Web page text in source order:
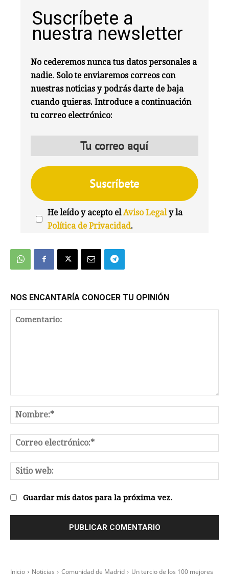
Suscríbete a
nuestra newsletter
No cederemos nunca tus datos personales a
nadie. Solo te enviaremos correos con
nuestras noticias y podrás darte de baja
cuando quieras. Introduce a continuación
tu correo electrónico:
He leído y acepto elAviso Legaly la
Política de Privacidad.
NOS ENCANTARÍA CONOCER TU OPINIÓN
Guardar mis datos para la próxima vez.